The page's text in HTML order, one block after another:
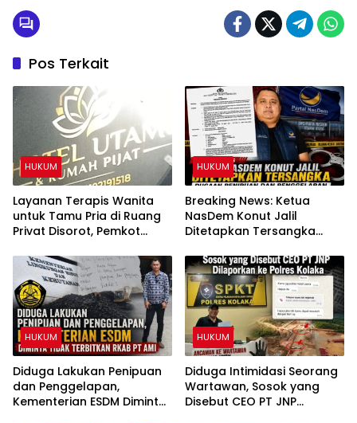
Pos Terkait
HUKUM
Layanan Terapis Wanita
untuk Tamu Pria di Ruang
Privat Disorot, Pemkot
Perizinan Rumah Pijat Utami
HUKUM
Breaking News: Ketua
NasDem Konut Jalil
Ditetapkan Tersangka
Penggelapan
HUKUM
Diduga Lakukan Penipuan
dan Penggelapan,
Kementerian ESDM Diminta
HUKUM
Diduga Intimidasi Seorang
Wartawan, Sosok yang
Disebut CEO PT JNP